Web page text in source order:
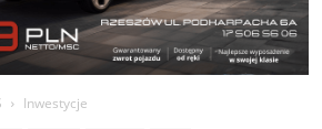
Inwestycje